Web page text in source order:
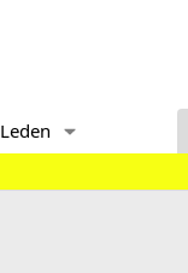
Leden